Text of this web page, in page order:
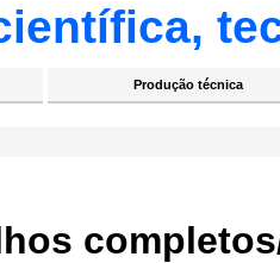
Produção técnica